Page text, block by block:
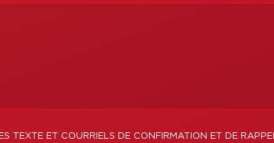
TEXTE ET COURRIELS DE CONFIRMATION ET DE